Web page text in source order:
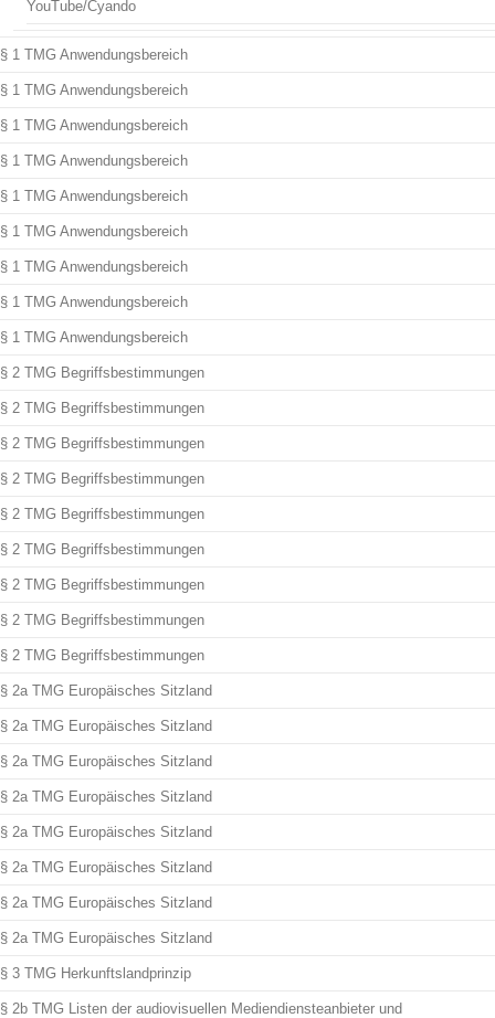
YouTube/Cyando
§ 1 TMG Anwendungsbereich
§ 1 TMG Anwendungsbereich
§ 1 TMG Anwendungsbereich
§ 1 TMG Anwendungsbereich
§ 1 TMG Anwendungsbereich
§ 1 TMG Anwendungsbereich
§ 1 TMG Anwendungsbereich
§ 1 TMG Anwendungsbereich
§ 1 TMG Anwendungsbereich
§ 2 TMG Begriffsbestimmungen
§ 2 TMG Begriffsbestimmungen
§ 2 TMG Begriffsbestimmungen
§ 2 TMG Begriffsbestimmungen
§ 2 TMG Begriffsbestimmungen
§ 2 TMG Begriffsbestimmungen
§ 2 TMG Begriffsbestimmungen
§ 2 TMG Begriffsbestimmungen
§ 2 TMG Begriffsbestimmungen
§ 2a TMG Europäisches Sitzland
§ 2a TMG Europäisches Sitzland
§ 2a TMG Europäisches Sitzland
§ 2a TMG Europäisches Sitzland
§ 2a TMG Europäisches Sitzland
§ 2a TMG Europäisches Sitzland
§ 2a TMG Europäisches Sitzland
§ 2a TMG Europäisches Sitzland
§ 3 TMG Herkunftslandprinzip
§ 2b TMG Listen der audiovisuellen Mediendiensteanbieter und